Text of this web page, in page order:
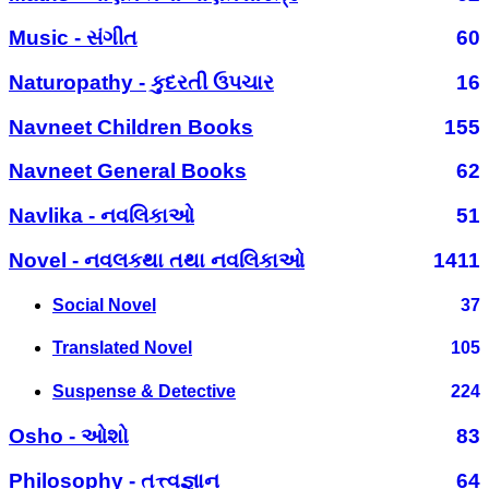
Music - સંગીત
60
Naturopathy - કુદરતી ઉપચાર
16
Navneet Children Books
155
Navneet General Books
62
Navlika - નવલિકાઓ
51
Novel - નવલકથા તથા નવલિકાઓ
1411
Social Novel 37
Translated Novel 105
Suspense & Detective 224
Osho - ઓશો
83
Philosophy - તત્ત્વજ્ઞાન
64